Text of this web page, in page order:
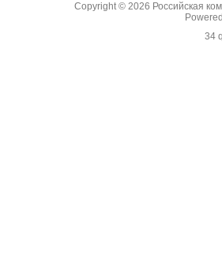
Copyright © 2026 Российская
34